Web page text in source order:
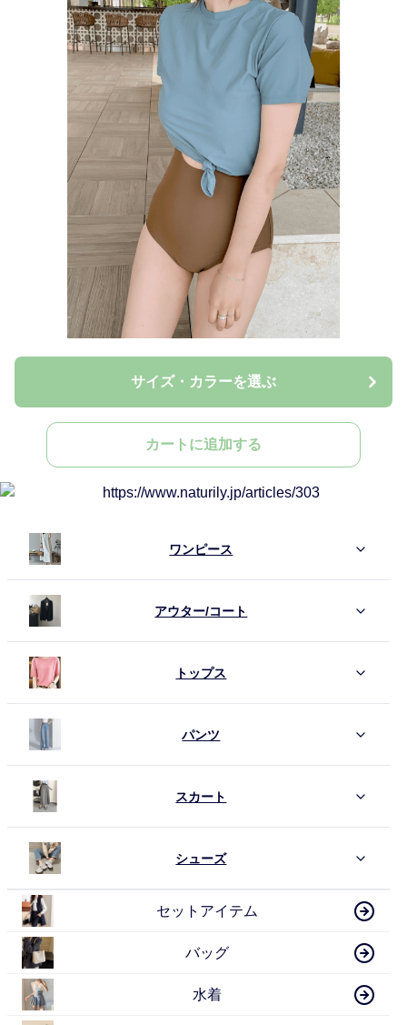
サイズ・カラーを選ぶ
カートに追加する
ワンピース
アウター/コート
トップス
パンツ
スカート
シューズ
セットアイテム
バッグ
水着